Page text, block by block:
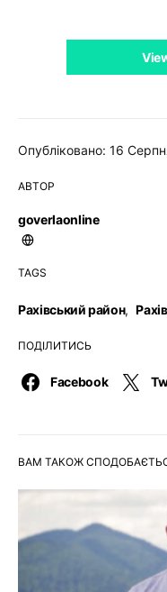
Опубліковано: 16
АВТОР
goverlaonline
TAGS
Рахівський район,
ПОДІЛИТИСЬ
Facebook
ВАМ ТАКОЖ